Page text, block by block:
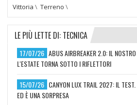
Vittoria \ Terreno \
LE PIÙ LETTE DI: TECNICA
17/07/26 ABUS AIRBREAKER 2.0: IL
L'ESTATE TORNA SOTTO I RIFLETTORI
15/07/26 CANYON LUX TRAIL 2027: IL TEST.
ED È UNA SORPRESA